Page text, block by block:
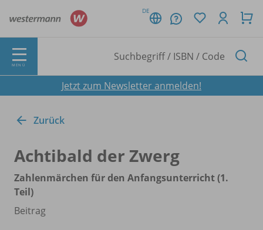
DE
MENÜ
Jetzt zum Newsletter anmelden!
Zurück
Achtibald der Zwerg
Zahlenmärchen für den Anfangsunterricht (1.
Teil)
Beitrag